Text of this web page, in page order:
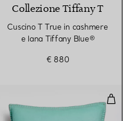
Collezione Tiffany T
Cuscino T True in cashmere
e lana Tiffany Blue®
€ 880
T True in cashmere e